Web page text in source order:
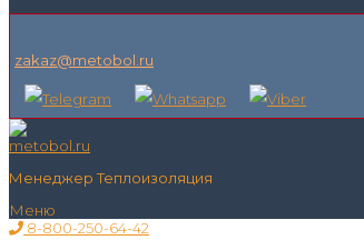
zakaz@metobol.ru
Менеджер Теплоизоляция
Меню
8-800-250-64-42